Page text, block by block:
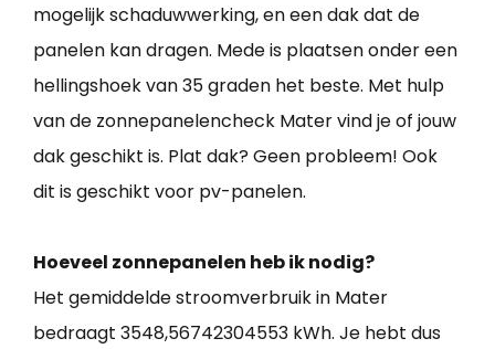
mogelijk schaduwwerking, en een dak dat de
panelen kan dragen. Mede is plaatsen onder een
hellingshoek van 35 graden het beste. Met hulp
van de zonnepanelencheck Mater vind je of jouw
dak geschikt is. Plat dak? Geen probleem! Ook
dit is geschikt voor pv-panelen.
Hoeveel zonnepanelen heb ik nodig?
Het gemiddelde stroomverbruik in Mater
bedraagt 3548,56742304553 kWh. Je hebt dus